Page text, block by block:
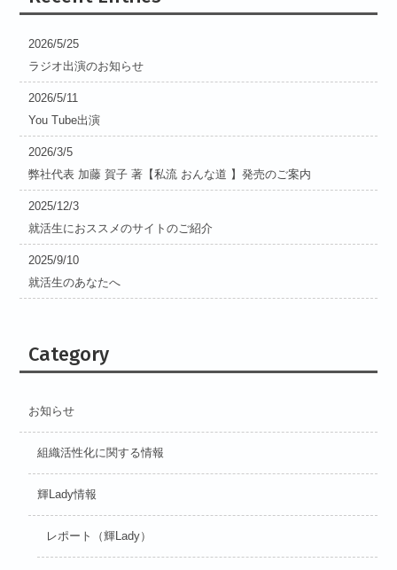
2026/5/25
ラジオ出演のお知らせ
2026/5/11
You Tube出演
2026/3/5
弊社代表 加藤 賀子 著【私流 おんな道 】発売のご案内
2025/12/3
就活生におススメのサイトのご紹介
2025/9/10
就活生のあなたへ
Category
お知らせ
組織活性化に関する情報
輝Lady情報
レポート（輝Lady）